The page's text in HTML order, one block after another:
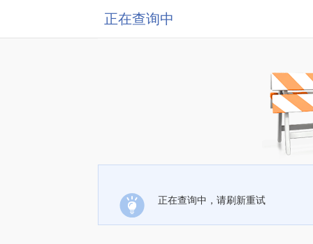
正在查询中
正在查询中，请刷新重试